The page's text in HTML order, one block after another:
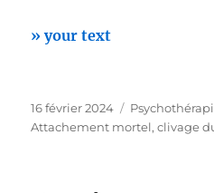
» your text
Publié
le
16 février 2024 Catégories
Attachement mortel,clivage